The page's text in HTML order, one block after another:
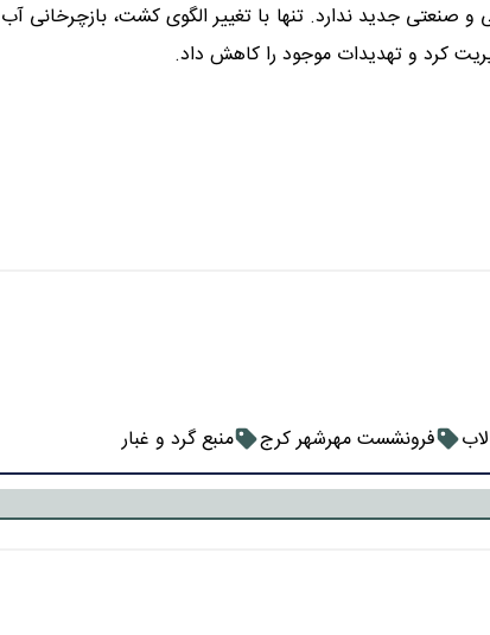
و صنعتی جدید ندارد. تنها با تغییر الگوی کشت، بازچرخانی آب
کرد و تهدیدات موجود را کاهش داد.
فرونشست مهرشهر کرج منبع گرد و غبار